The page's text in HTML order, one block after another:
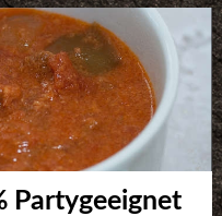
Partygeeignet